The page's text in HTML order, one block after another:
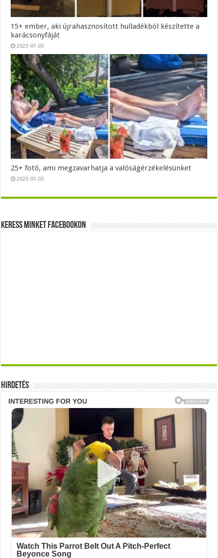
15+ ember, aki újrahasznosított hulladékból készítette a
karácsonyfáját
2023-01-05
25+ fotó, ami megzavarhatja a valóságérzékelésünket
2023-01-05
Keress minket Facebookon
Hirdetés